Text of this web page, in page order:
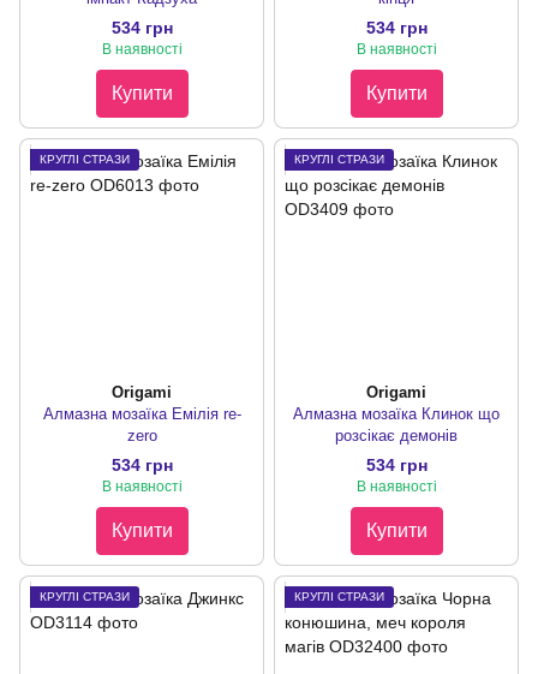
534 грн
В наявності
Купити
534 грн
В наявності
Купити
КРУГЛІ СТРАЗИ
Origami
Алмазна мозаїка Емілія re-
zero
534 грн
В наявності
Купити
КРУГЛІ СТРАЗИ
Origami
Алмазна мозаїка Клинок що
розсікає демонів
534 грн
В наявності
Купити
КРУГЛІ СТРАЗИ КРУГЛІ СТРАЗИ